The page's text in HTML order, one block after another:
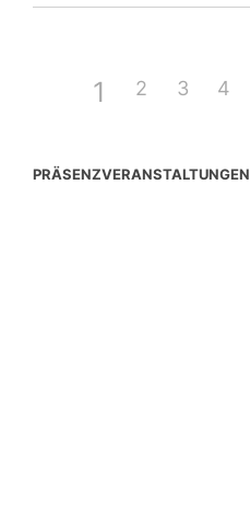
1 2 3 4
PRÄSENZVERANSTALTUNGEN